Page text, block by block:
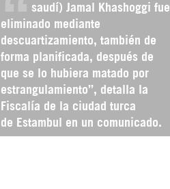
saudí) Jamal Khashoggi fue
eliminado mediante
descuartizamiento, también de
forma planificada, después de
que se lo hubiera matado por
estrangulamiento”, detalla la
Fiscalía de la ciudad turca
de Estambul en un comunicado.